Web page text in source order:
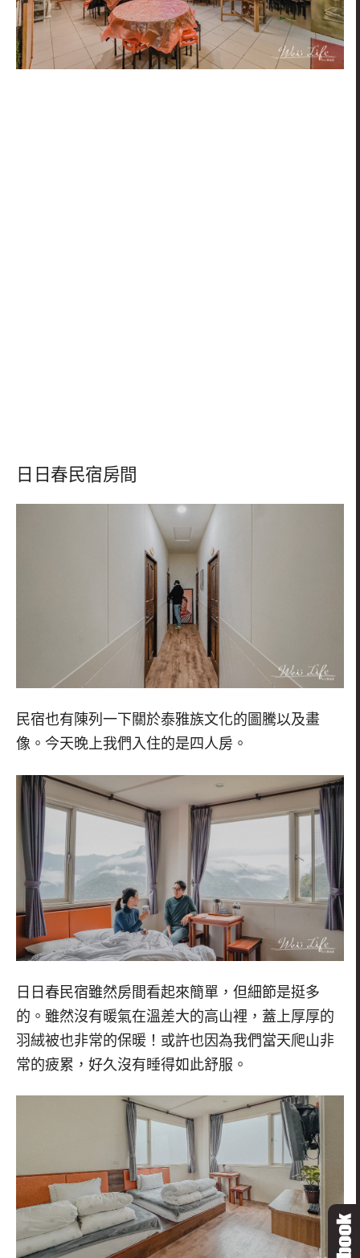
日日春民宿房間
民宿也有陳列一下關於泰雅族文化的圖騰以及畫
像。今天晚上我們入住的是四人房。
日日春民宿雖然房間看起來簡單，但細節是挺多
的。雖然沒有暖氣在溫差大的高山裡，蓋上厚厚的
羽絨被也非常的保暖！或許也因為我們當天爬山非
常的疲累，好久沒有睡得如此舒服。